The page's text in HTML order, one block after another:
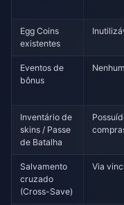
Egg Coins
existentes
Eventos de
bônus
Inventário de
skins / Passe
de Batalha
Salvamento
cruzado
(Cross-Save)
Via